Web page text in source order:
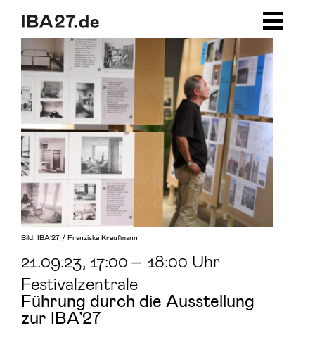
21.09.23, 17:00 – 18:00 Uhr
Führung durch die Ausstellung
zur IBA’27
Festivalzentrale
Bild: IBA’27 / Franziska Kraufmann